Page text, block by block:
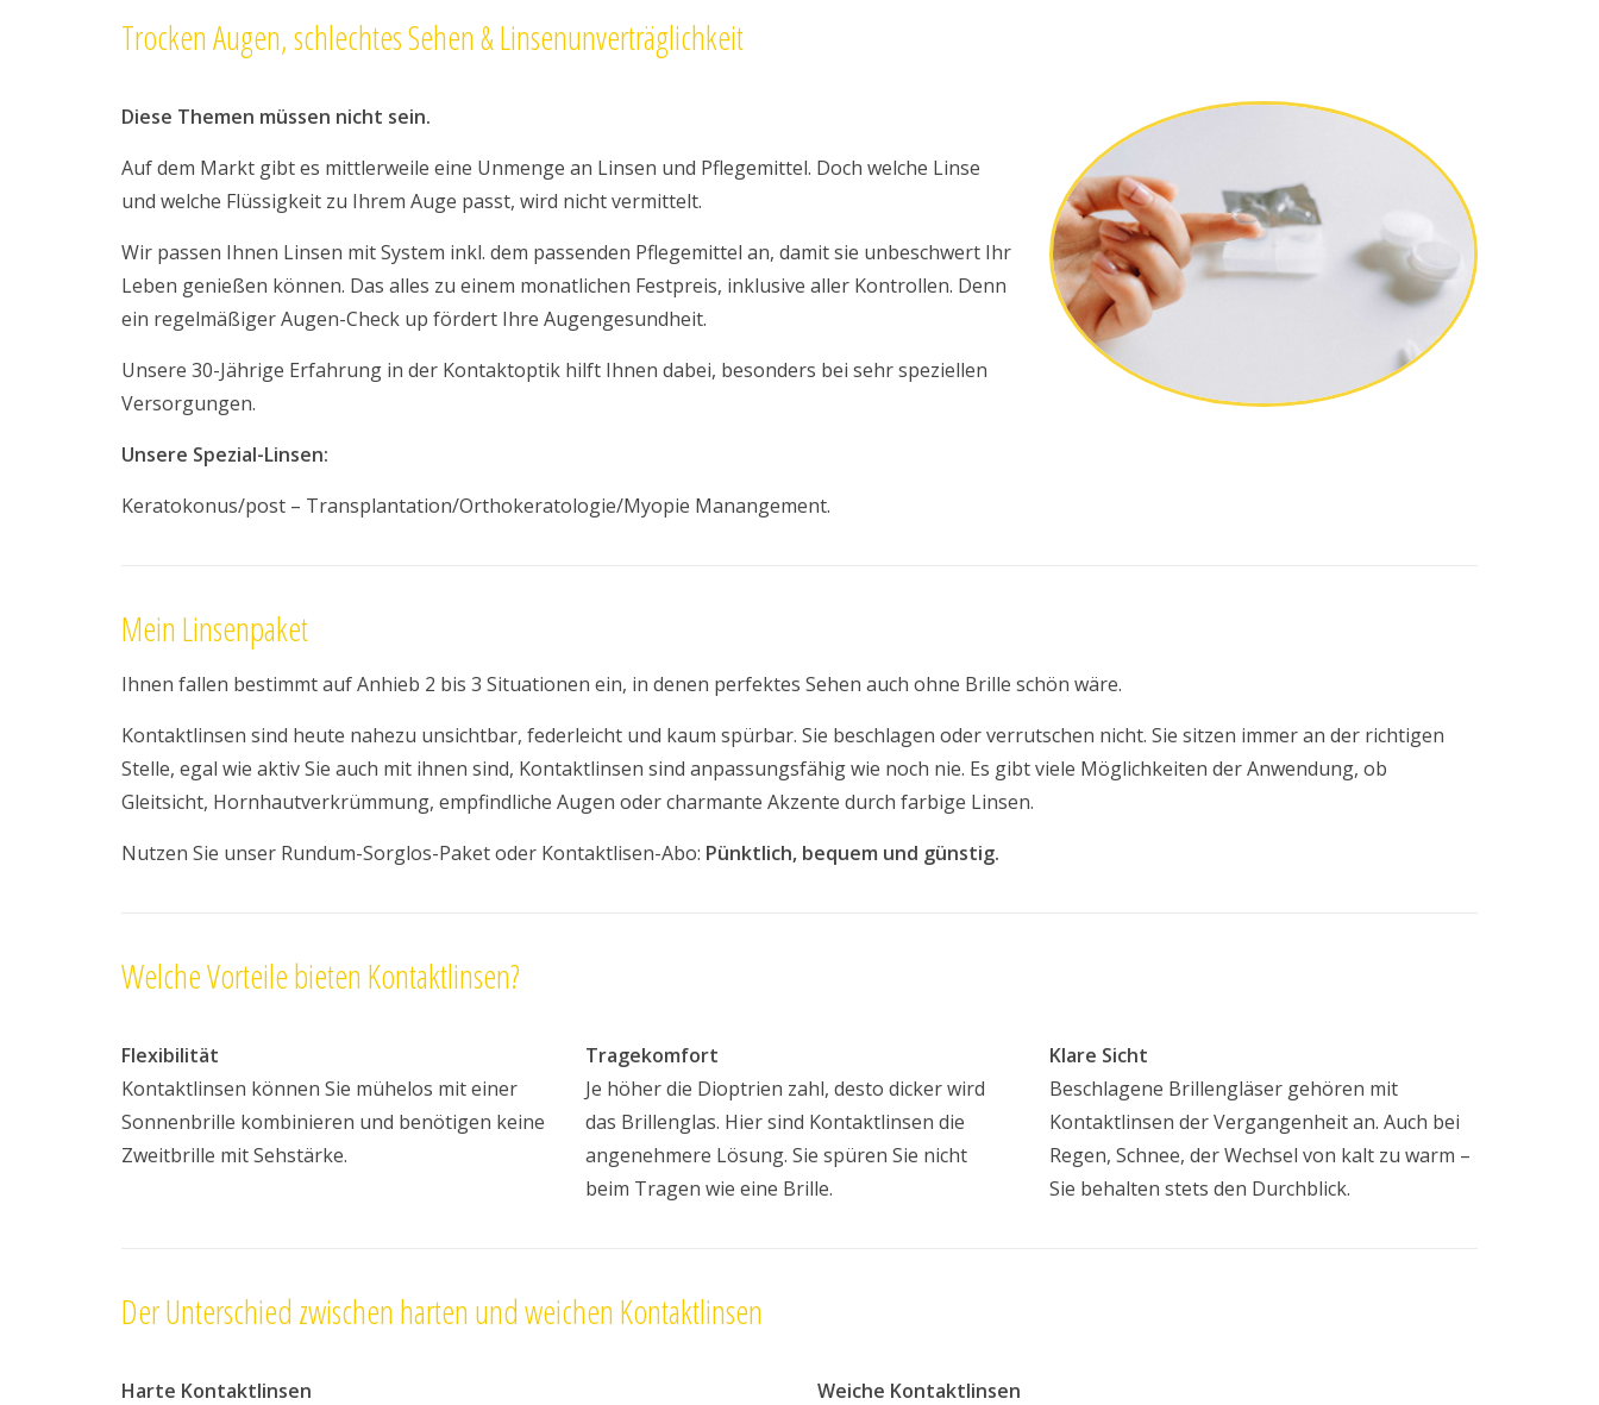
Trocken Augen, schlechtes Sehen & Linsenunverträglichkeit
Diese Themen müssen nicht sein.
Auf dem Markt gibt es mittlerweile eine Unmenge an Linsen und Pflegemittel. Doch welche Linse
und welche Flüssigkeit zu Ihrem Auge passt, wird nicht vermittelt.
Wir passen Ihnen Linsen mit System inkl. dem passenden Pflegemittel an, damit sie unbeschwert Ihr
Leben genießen können. Das alles zu einem monatlichen Festpreis, inklusive aller Kontrollen. Denn
ein regelmäßiger Augen-Check up fördert Ihre Augengesundheit.
Unsere 30-Jährige Erfahrung in der Kontaktoptik hilft Ihnen dabei, besonders bei sehr speziellen
Versorgungen.
Unsere Spezial-Linsen:
Keratokonus/post – Transplantation/Orthokeratologie/Myopie Manangement.
Mein Linsenpaket
Ihnen fallen bestimmt auf Anhieb 2 bis 3 Situationen ein, in denen perfektes Sehen auch ohne Brille schön wäre.
Kontaktlinsen sind heute nahezu unsichtbar, federleicht und kaum spürbar. Sie beschlagen oder verrutschen nicht. Sie sitzen immer an der richtigen
Stelle, egal wie aktiv Sie auch mit ihnen sind, Kontaktlinsen sind anpassungsfähig wie noch nie. Es gibt viele Möglichkeiten der Anwendung, ob
Gleitsicht, Hornhautverkrümmung, empfindliche Augen oder charmante Akzente durch farbige Linsen.
Nutzen Sie unser Rundum-Sorglos-Paket oder Kontaktlisen-Abo: Pünktlich, bequem und günstig.
Welche Vorteile bieten Kontaktlinsen?
Flexibilität
Kontaktlinsen können Sie mühelos mit einer
Sonnenbrille kombinieren und benötigen keine
Zweitbrille mit Sehstärke.
Tragekomfort
Je höher die Dioptrien zahl, desto dicker wird
das Brillenglas. Hier sind Kontaktlinsen die
angenehmere Lösung. Sie spüren Sie nicht
beim Tragen wie eine Brille.
Klare Sicht
Beschlagene Brillengläser gehören mit
Kontaktlinsen der Vergangenheit an. Auch bei
Regen, Schnee, der Wechsel von kalt zu warm –
Sie behalten stets den Durchblick.
Der Unterschied zwischen harten und weichen Kontaktlinsen
Harte Kontaktlinsen
Weiche Kontaktlinsen